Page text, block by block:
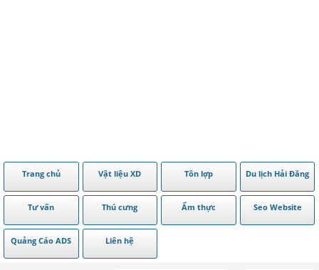
Trang chủ Vật liệu XD Tôn lợp Du lịch Hải Đăng
Tư vấn Thú cưng Ẩm thực Seo Website
Quảng Cáo ADS Liên hệ